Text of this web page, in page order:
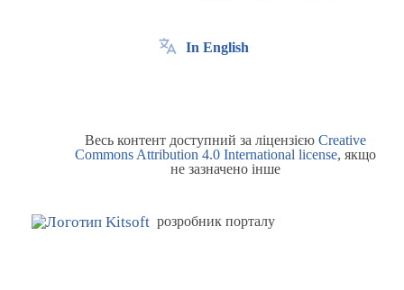
In English
Весь контент доступний за ліцензією Creative
Commons Attribution 4.0 International license, якщо
не зазначено інше
розробник порталу